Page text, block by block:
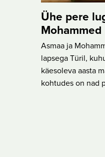
Ühe pere
Asmaa ja
lapsega Türil,
käesoleva aasta
kohtudes on nad